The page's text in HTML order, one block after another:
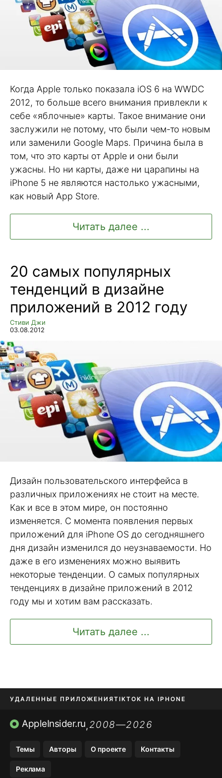
Когда Apple только показала iOS 6 на WWDC
2012, то больше всего внимания привлекли к
себе «яблочные» карты. Такое внимание они
заслужили не потому, что были чем-то новым
или заменили Google Maps. Причина была в
том, что это карты от Apple и они были
ужасны. Но ни карты, даже ни царапины на
iPhone 5 не являются настолько ужасными,
как новый App Store.
Читать далее ...
20 самых популярных
тенденций в дизайне
приложений в 2012 году
Стиви Джи
03.08.2012
Дизайн пользовательского интерфейса в
различных приложениях не стоит на месте.
Как и все в этом мире, он постоянно
изменяется. С момента появления первых
приложений для iPhone OS до сегодняшнего
дня дизайн изменился до неузнаваемости. Но
даже в его изменениях можно выявить
некоторые тенденции. О самых популярных
тенденциях в дизайне приложений в 2012
году мы и хотим вам рассказать.
Читать далее ...
УДАЛЕННЫЕ ПРИЛОЖЕНИЯTIKTOK НА IPHONE
ПРИЛОЖЕНИЯ БЕЗ APP STORE
AppleInsider.ru,2008—2026
Темы Авторы О проекте Контакты
Реклама